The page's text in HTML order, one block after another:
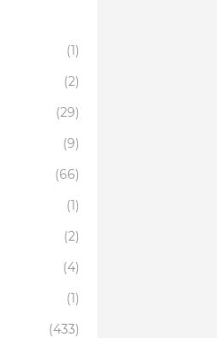
(1)
(2)
(29)
(9)
(66)
(1)
(2)
(4)
(1)
(433)